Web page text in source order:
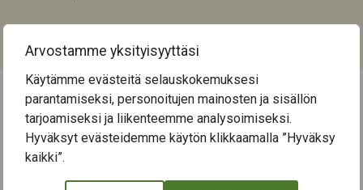
Arvostamme yksityisyyttäsi
Käytämme evästeitä selauskokemuksesi
parantamiseksi, personoitujen mainosten ja sisällön
tarjoamiseksi ja liikenteemme analysoimiseksi.
Hyväksyt evästeidemme käytön klikkaamalla ”Hyväksy
kaikki”.
Kulttuuri
← Näytä kaikki tapahtumat